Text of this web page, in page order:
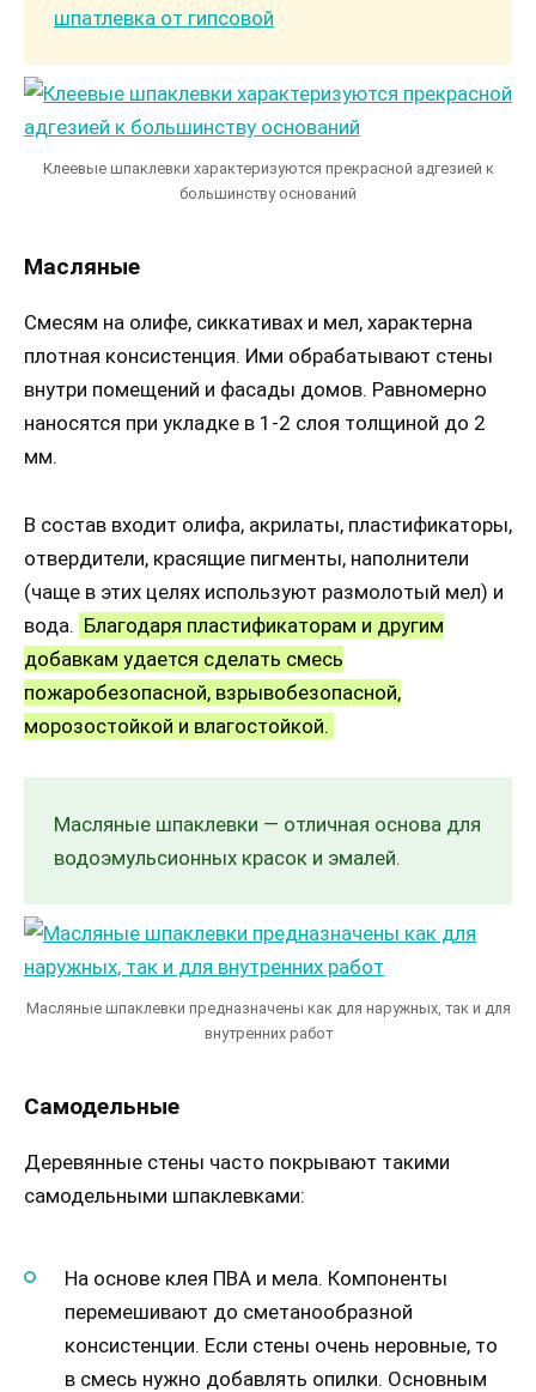
шпатлевка от гипсовой
Клеевые шпаклевки характеризуются прекрасной адгезией к
большинству оснований
Масляные
Смесям на олифе, сиккативах и мел, характерна
плотная консистенция. Ими обрабатывают стены
внутри помещений и фасады домов. Равномерно
наносятся при укладке в 1-2 слоя толщиной до 2
мм.
В состав входит олифа, акрилаты, пластификаторы,
отвердители, красящие пигменты, наполнители
(чаще в этих целях используют размолотый мел) и
вода. Благодаря пластификаторам и другим
добавкам удается сделать смесь
пожаробезопасной, взрывобезопасной,
морозостойкой и влагостойкой.
Масляные шпаклевки — отличная основа для
водоэмульсионных красок и эмалей.
Масляные шпаклевки предназначены как для наружных, так и для
внутренних работ
Самодельные
Деревянные стены часто покрывают такими
самодельными шпаклевками:
На основе клея ПВА и мела. Компоненты
перемешивают до сметанообразной
консистенции. Если стены очень неровные, то
в смесь нужно добавлять опилки. Основным